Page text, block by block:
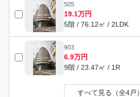
505
19.1万円
5階 / 76.12㎡ / 2LDK
903
6.9万円
9階 / 23.47㎡ / 1R
すべて見る（全4戸）